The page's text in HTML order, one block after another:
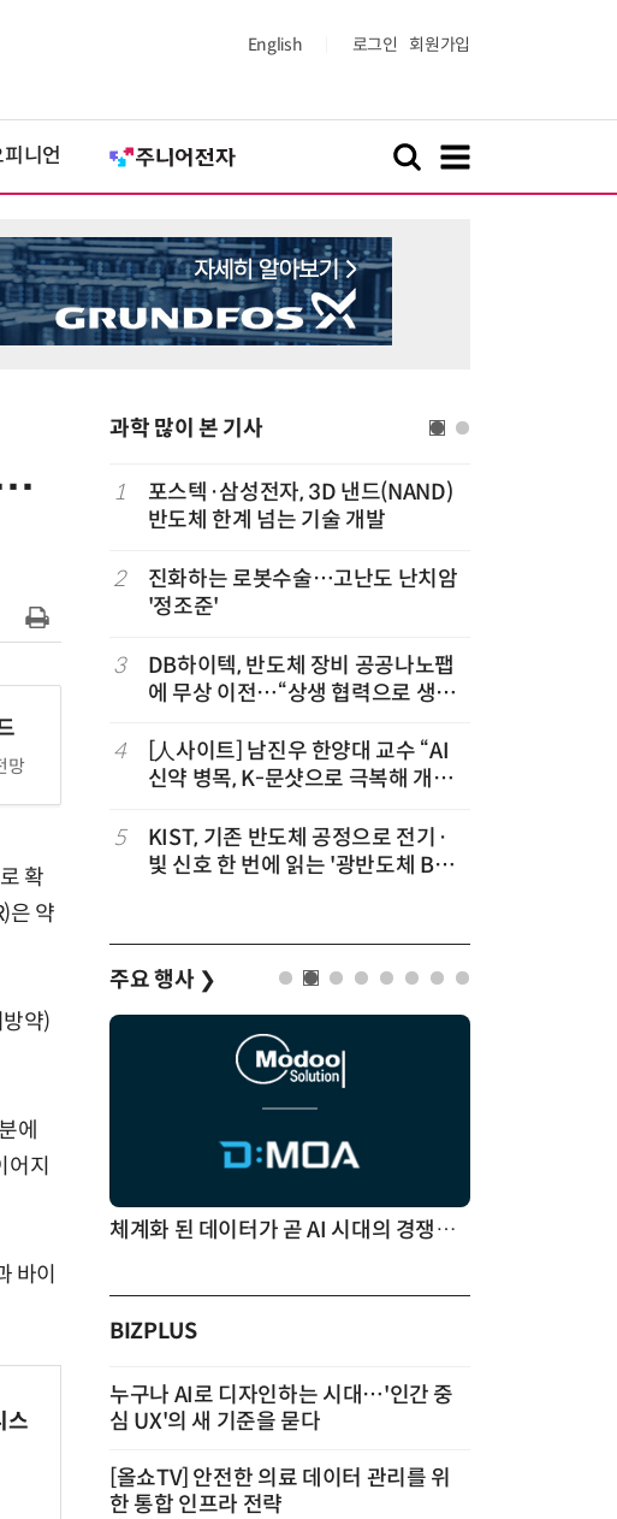
English 로그인 회원가입
니언
망
확
은 약
약)
에
지
바이
스
과학 많이 본 기사
대 실
다…
체험
돌 전
체' 개
1
포스텍·삼성전자, 3D 낸드(NAND)
반도체 한계 넘는 기술 개발
2
진화하는 로봇수술…고난도 난치암
'정조준'
3
DB하이텍, 반도체 장비 공공나노팹
에 무상 이전…“상생 협력으로 생태
4
[人사이트] 남진우 한양대 교수 “AI
신약 병목, K-문샷으로 극복해 개발
5
KIST, 기존 반도체 공정으로 전기·
빛 신호 한 번에 읽는 '광반도체 BCI
주요 행사 ❯
체계화 된 데이터가 곧 AI 시대의 경쟁력이다
BIZPLUS
누구나 AI로 디자인하는 시대…'인간 중
심 UX'의 새 기준을 묻다
[올쇼TV] 안전한 의료 데이터 관리를 위
한 통합 인프라 전략